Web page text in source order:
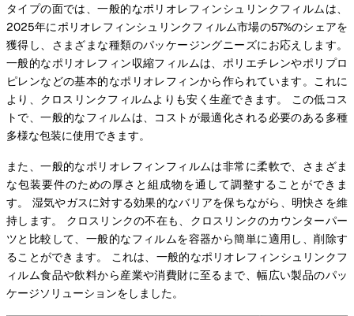
タイプの面では、一般的なポリオレフィンシュリンクフィルムは、
2025年にポリオレフィンシュリンクフィルム市場の57%のシェアを
獲得し、さまざまな種類のパッケージングニーズにお応えします。
一般的なポリオレフィン収縮フィルムは、ポリエチレンやポリプロ
ピレンなどの基本的なポリオレフィンから作られています。これに
より、クロスリンクフィルムよりも安く生産できます。 この低コス
トで、一般的なフィルムは、コストが最適化される必要のある多種
多様な包装に使用できます。
また、一般的なポリオレフィンフィルムは非常に柔軟で、さまざま
な包装要件のための厚さと組成物を通して調整することができま
す。 湿気やガスに対する効果的なバリアを保ちながら、明快さを維
持します。 クロスリンクの不在も、クロスリンクのカウンターパー
ツと比較して、一般的なフィルムを容器から簡単に適用し、削除す
ることができます。 これは、一般的なポリオレフィンシュリンクフ
ィルム食品や飲料から産業や消費財に至るまで、幅広い製品のパッ
ケージソリューションをしました。